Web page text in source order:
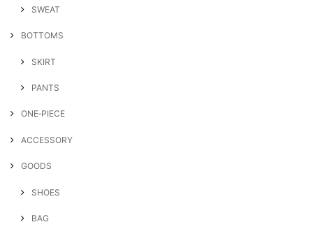
SWEAT
BOTTOMS
SKIRT
PANTS
ONE‐PIECE
ACCESSORY
GOODS
SHOES
BAG